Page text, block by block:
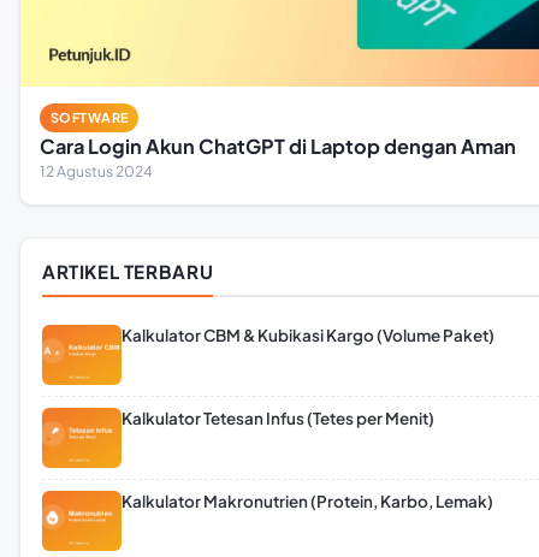
SOFTWARE
Cara Login Akun ChatGPT di Laptop dengan Aman
12 Agustus 2024
ARTIKEL TERBARU
Kalkulator CBM & Kubikasi Kargo (Volume Paket)
Kalkulator Tetesan Infus (Tetes per Menit)
Kalkulator Makronutrien (Protein, Karbo, Lemak)